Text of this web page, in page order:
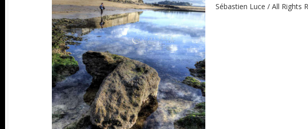
Sébastien Luce / All Rights